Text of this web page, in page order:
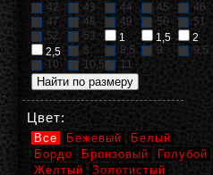
42
43 44 45
46
47
48 49 50
51
52
53 1 1,5
2
2,5
8 8,5 9
9,5
10
10,5 11
Цвет:
Все Бежевый
Белый
Бордо
Бронзовый
Голубой
Желтый
Золотистый